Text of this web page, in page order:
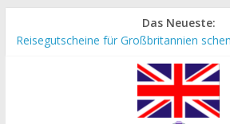
Inhalt
Das Neueste:
Reisegutscheine für Großbritannien
Die Unterschiede zwischen Vereinigtes
Großbritannien und England